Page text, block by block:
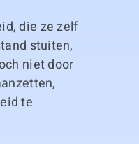
die ze zelf
stuiten,
niet door
te